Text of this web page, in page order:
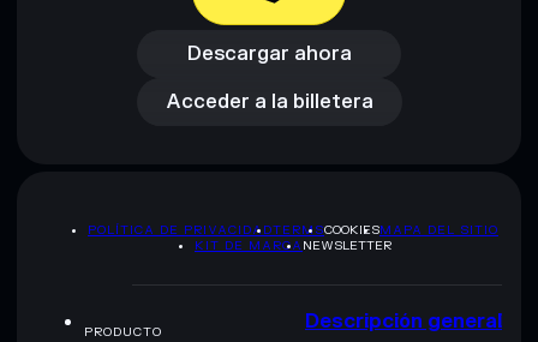
Descargar ahora
Descargar ahora
Acceder a la billetera
Acceder a la billetera
POLÍTICA DE PRIVACIDADTERMSCOOKIESMAPA DEL SITIO
KIT DE MARCA NEWSLETTER
PRODUCTO Descripción general